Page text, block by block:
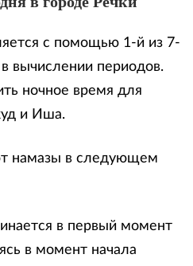
с помощью 1-й из 7-
вычислении периодов.
ночное время для
и Иша.
намазы в следующем
в первый момент
в момент начала